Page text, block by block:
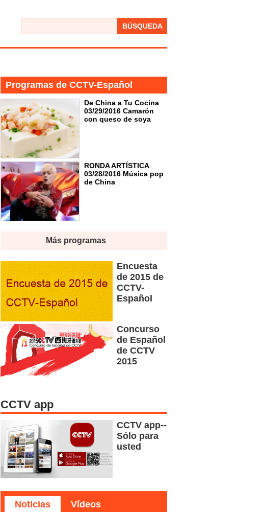
BÚSQUEDA
Programas de CCTV-Español
De China a Tu Cocina
03/29/2016 Camarón
con queso de soya
RONDA ARTÍSTICA
03/28/2016 Música pop
de China
Más programas
Encuesta
de 2015 de
CCTV-
Español
Concurso
de Español
de CCTV
2015
CCTV app
CCTV app--
Sólo para
usted
Noticias Vídeos